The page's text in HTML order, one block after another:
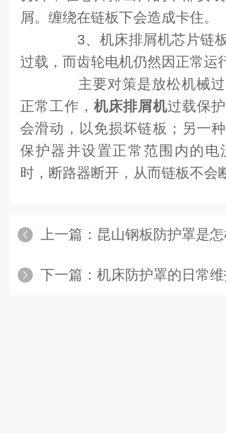
屑。缠绕在链板下会造成卡住。
3、机床排屑机芯片链板
过载，而齿轮电机仍然因正常运
主要对策是放松机械过
正常工作， 机床排屑机过载保
会滑动，以免损坏链板；另一
保护器并设置正常范围内的电
时，断路器断开，从而链板不会
上一篇： 昆山钢板防护罩是
下一篇： 机床防护罩的日常